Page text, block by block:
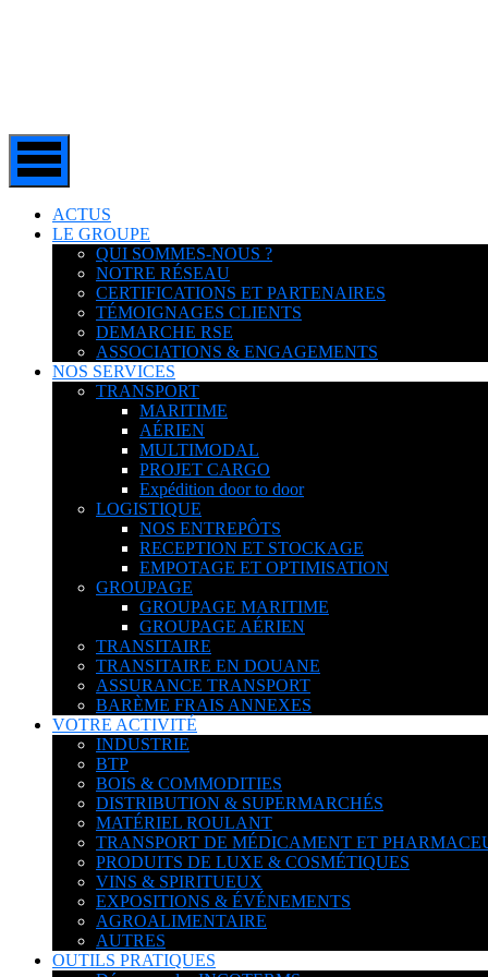
ACTUS
LE GROUPE
QUI SOMMES-NOUS ?
NOTRE RÉSEAU
CERTIFICATIONS ET PARTENAIRES
TÉMOIGNAGES CLIENTS
DEMARCHE RSE
ASSOCIATIONS & ENGAGEMENTS
NOS SERVICES
TRANSPORT
MARITIME
AÉRIEN
MULTIMODAL
PROJET CARGO
Expédition door to door
LOGISTIQUE
NOS ENTREPÔTS
RECEPTION ET STOCKAGE
EMPOTAGE ET OPTIMISATION
GROUPAGE
GROUPAGE MARITIME
GROUPAGE AÉRIEN
TRANSITAIRE
TRANSITAIRE EN DOUANE
ASSURANCE TRANSPORT
BARÈME FRAIS ANNEXES
VOTRE ACTIVITÉ
INDUSTRIE
BTP
BOIS & COMMODITIES
DISTRIBUTION & SUPERMARCHÉS
MATÉRIEL ROULANT
TRANSPORT DE MÉDICAMENT ET
PRODUITS DE LUXE & COSMÉTIQUES
VINS & SPIRITUEUX
EXPOSITIONS & ÉVÉNEMENTS
AGROALIMENTAIRE
AUTRES
OUTILS PRATIQUES